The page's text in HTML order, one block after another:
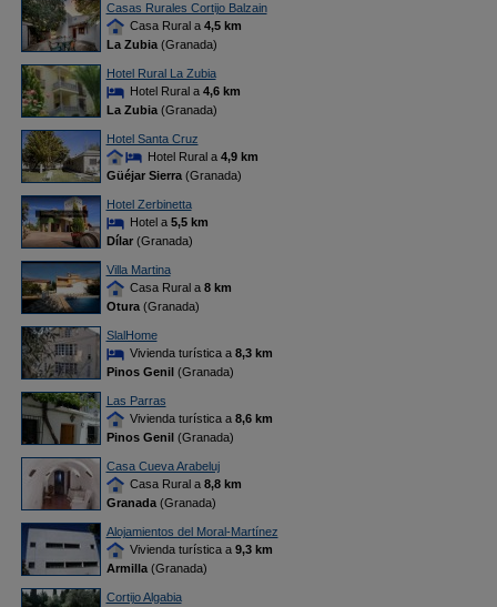
Casas Rurales Cortijo Balzain
Casa Rural a 4,5 km
La Zubia(Granada)
Hotel Rural La Zubia
Hotel Rural a 4,6 km
La Zubia(Granada)
Hotel Santa Cruz
Hotel Rural a 4,9 km
Güéjar Sierra(Granada)
Hotel Zerbinetta
Hotel a 5,5 km
Dílar(Granada)
Villa Martina
Casa Rural a 8 km
Otura(Granada)
SlalHome
Vivienda turística a 8,3 km
Pinos Genil(Granada)
Las Parras
Vivienda turística a 8,6 km
Pinos Genil(Granada)
Casa Cueva Arabeluj
Casa Rural a 8,8 km
Granada(Granada)
Alojamientos del Moral-Martínez
Vivienda turística a 9,3 km
Armilla(Granada)
Cortijo Algabia